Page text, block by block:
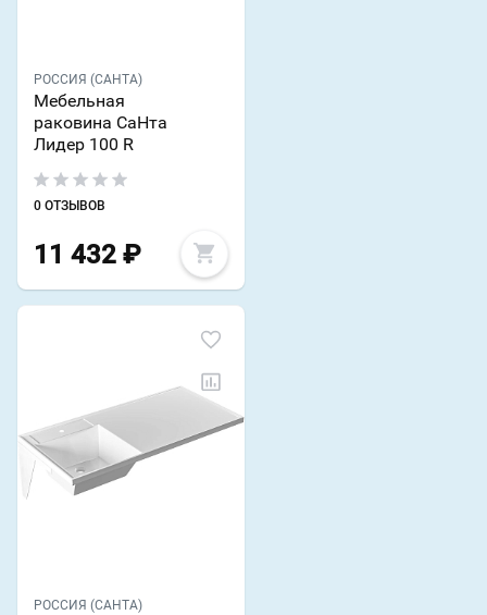
РОССИЯ (САНТА)
Мебельная
раковина СаНта
Лидер 100 R
0 ОТЗЫВОВ
11 432 ₽
РОССИЯ (САНТА)